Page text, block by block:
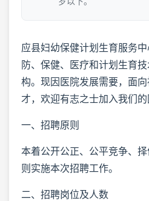
应县妇幼保健计划生育服务
防、保健、医疗和计划生育
构。现因医院发展需要，面
才，欢迎有志之士加入我们的
一、招聘原则
本着公开公正、公平竞争、
则实施本次招聘工作。
二、招聘岗位及人数